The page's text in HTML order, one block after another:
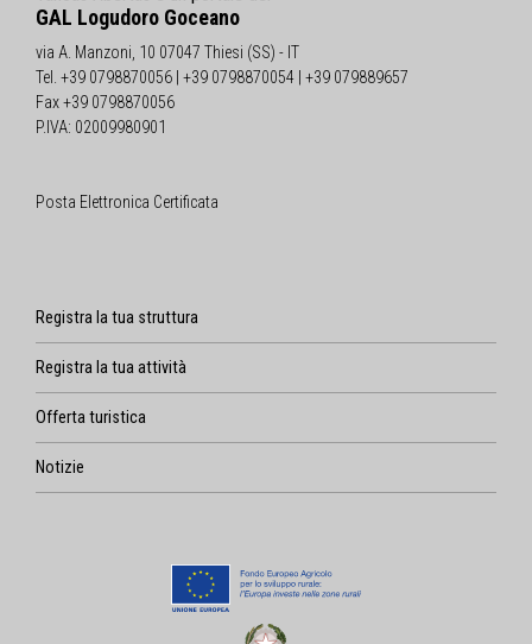
GAL Logudoro Goceano
via A. Manzoni, 10 07047 Thiesi (SS) - IT
Tel. +39 0798870056 | +39 0798870054 | +39 079889657
Fax +39 0798870056
P.IVA: 02009980901
Posta Elettronica Certificata
Registra la tua struttura
Registra la tua attività
Offerta turistica
Notizie